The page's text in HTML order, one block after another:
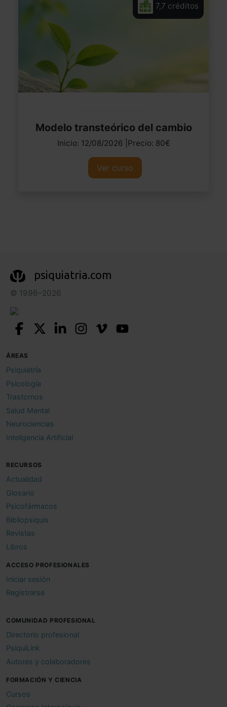
7,7 créditos
Modelo transteórico del cambio
Inicio: 12/08/2026 |Precio: 80€
Ver curso
psiquiatria.com
© 1996–2026
ÁREAS
Psiquiatría
Psicología
Trastornos
Salud Mental
Neurociencias
Inteligencia Artificial
RECURSOS
Actualidad
Glosario
Psicofármacos
Bibliopsiquis
Revistas
Libros
ACCESO PROFESIONALES
Iniciar sesión
Registrarse
COMUNIDAD PROFESIONAL
Directorio profesional
PsiquiLink
Autores y colaboradores
FORMACIÓN Y CIENCIA
Cursos